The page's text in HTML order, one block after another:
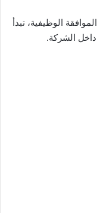
الوظيفية، تبدأ
الشركة.